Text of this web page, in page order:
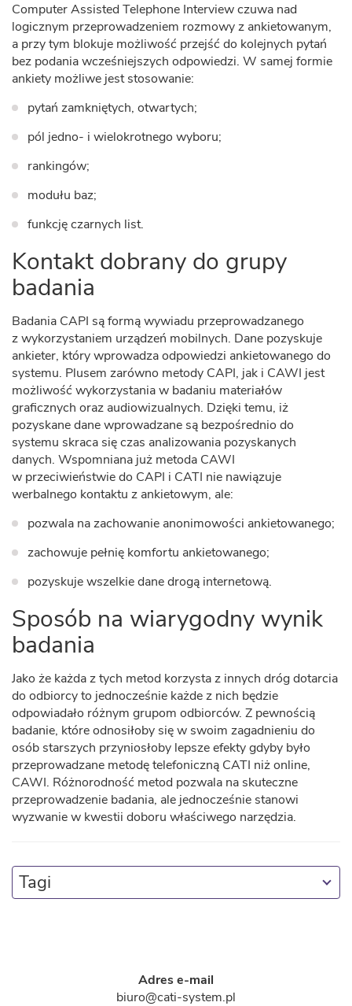
Computer Assisted Telephone Interview czuwa nad
logicznym przeprowadzeniem rozmowy z ankietowanym,
a przy tym blokuje możliwość przejść do kolejnych pytań
bez podania wcześniejszych odpowiedzi. W samej formie
ankiety możliwe jest stosowanie:
pytań zamkniętych, otwartych;
pól jedno- i wielokrotnego wyboru;
rankingów;
modułu baz;
funkcję czarnych list.
Kontakt dobrany do grupy
badania
Badania CAPI są formą wywiadu przeprowadzanego
z wykorzystaniem urządzeń mobilnych. Dane pozyskuje
ankieter, który wprowadza odpowiedzi ankietowanego do
systemu. Plusem zarówno metody CAPI, jak i CAWI jest
możliwość wykorzystania w badaniu materiałów
graficznych oraz audiowizualnych. Dzięki temu, iż
pozyskane dane wprowadzane są bezpośrednio do
systemu skraca się czas analizowania pozyskanych
danych. Wspomniana już metoda CAWI
w przeciwieństwie do CAPI i CATI nie nawiązuje
werbalnego kontaktu z ankietowym, ale:
pozwala na zachowanie anonimowości ankietowanego;
zachowuje pełnię komfortu ankietowanego;
pozyskuje wszelkie dane drogą internetową.
Sposób na wiarygodny wynik
badania
Jako że każda z tych metod korzysta z innych dróg dotarcia
do odbiorcy to jednocześnie każde z nich będzie
odpowiadało różnym grupom odbiorców. Z pewnością
badanie, które odnosiłoby się w swoim zagadnieniu do
osób starszych przyniosłoby lepsze efekty gdyby było
przeprowadzane metodę telefoniczną CATI niż online,
CAWI. Różnorodność metod pozwala na skuteczne
przeprowadzenie badania, ale jednocześnie stanowi
wyzwanie w kwestii doboru właściwego narzędzia.
Tagi
Adres e-mail
biuro@cati-system.pl